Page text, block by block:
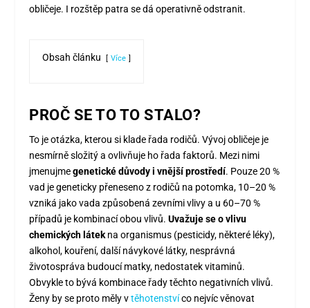
obličeje. I rozštěp patra se dá operativně odstranit.
Obsah článku Více
PROČ SE TO TO STALO?
To je otázka, kterou si klade řada rodičů. Vývoj obličeje je
nesmírně složitý a ovlivňuje ho řada faktorů. Mezi nimi
jmenujmegenetické důvody i vnější prostředí. Pouze 20 %
vad je geneticky přeneseno z rodičů na potomka, 10–20 %
vzniká jako vada způsobená zevními vlivy a u 60–70 %
případů je kombinací obou vlivů.Uvažuje se o vlivu
chemických látekna organismus (pesticidy, některé léky),
alkohol, kouření, další návykové látky, nesprávná
životospráva budoucí matky, nedostatek vitaminů.
Obvykle to bývá kombinace řady těchto negativních vlivů.
Ženy by se proto měly vtěhotenstvíco nejvíc věnovat